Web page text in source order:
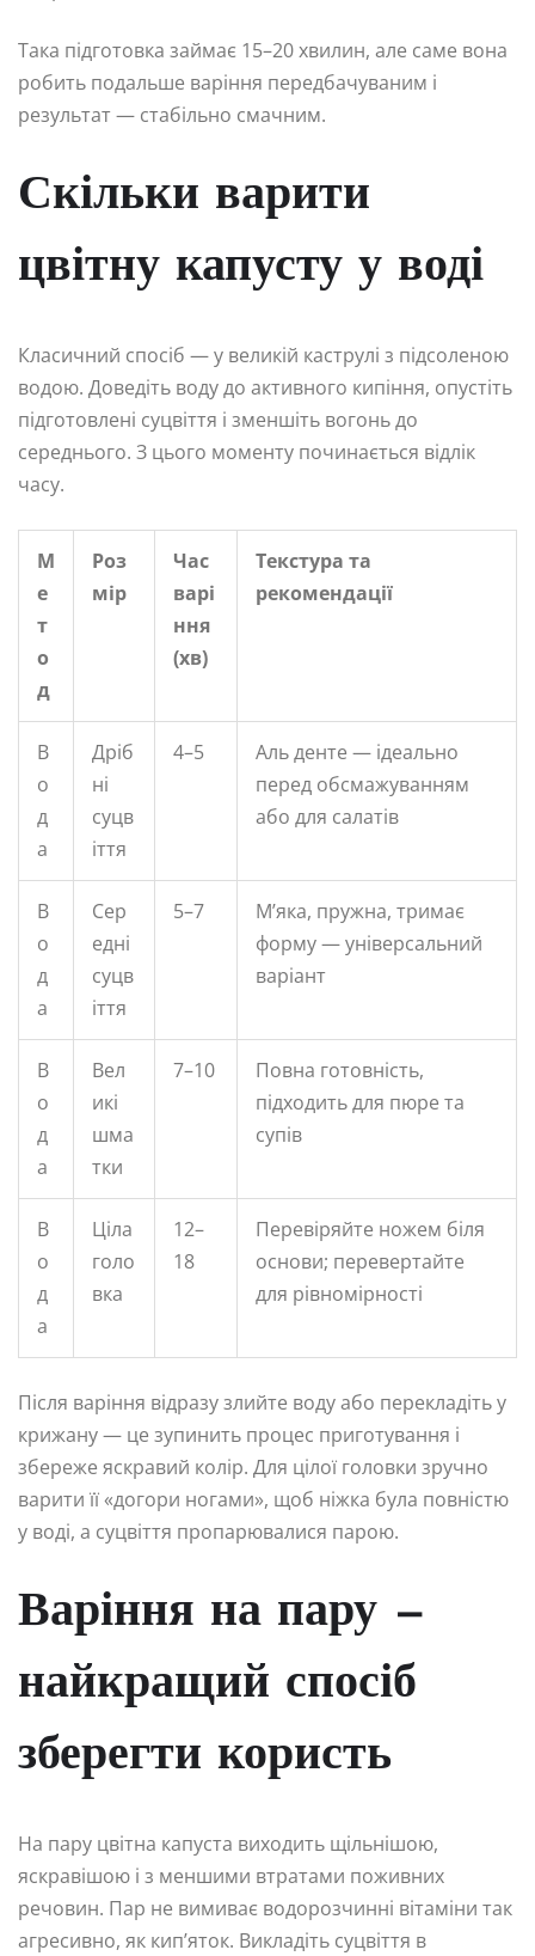
Така підготовка займає 15–20 хвилин, але саме вона
робить подальше варіння передбачуваним і
результат — стабільно смачним.
Скільки варити
цвітну капусту у воді
Класичний спосіб — у великій каструлі з підсоленою
водою. Доведіть воду до активного кипіння, опустіть
підготовлені суцвіття і зменшіть вогонь до
середнього. З цього моменту починається відлік
часу.
М
е
т
о
д
Роз
мір
Час
варі
ння
(хв)
Текстура та
рекомендації
В
о
д
а
Дріб
ні
суцв
іття
4–5
Аль денте — ідеально
перед обсмажуванням
або для салатів
В
о
д
а
Сер
едні
суцв
іття
5–7
М’яка, пружна, тримає
форму — універсальний
варіант
В
о
д
а
Вел
икі
шма
тки
7–10
Повна готовність,
підходить для пюре та
супів
В
о
д
а
Ціла
голо
вка
12–
18
Перевіряйте ножем біля
основи; перевертайте
для рівномірності
Після варіння відразу злийте воду або перекладіть у
крижану — це зупинить процес приготування і
збереже яскравий колір. Для цілої головки зручно
варити її «догори ногами», щоб ніжка була повністю
у воді, а суцвіття пропарювалися парою.
Варіння на пару —
найкращий спосіб
зберегти користь
На пару цвітна капуста виходить щільнішою,
яскравішою і з меншими втратами поживних
речовин. Пар не вимиває водорозчинні вітаміни так
агресивно, як кип’яток. Викладіть суцвіття в